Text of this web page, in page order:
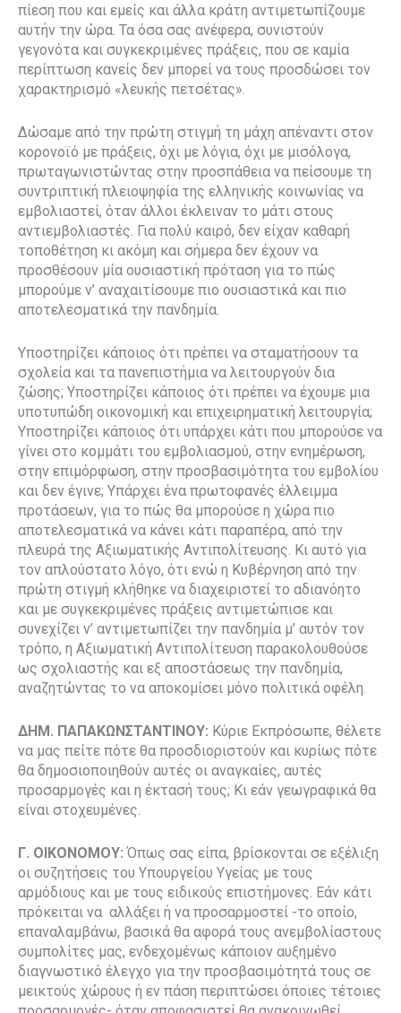
πίεση που και εμείς και άλλα κράτη αντιμετωπίζουμε
αυτήν την ώρα. Τα όσα σας ανέφερα, συνιστούν
γεγονότα και συγκεκριμένες πράξεις, που σε καμία
περίπτωση κανείς δεν μπορεί να τους προσδώσει τον
χαρακτηρισμό «λευκής πετσέτας».
Δώσαμε από την πρώτη στιγμή τη μάχη απέναντι στον
κορονοϊό με πράξεις, όχι με λόγια, όχι με μισόλογα,
πρωταγωνιστώντας στην προσπάθεια να πείσουμε τη
συντριπτική πλειοψηφία της ελληνικής κοινωνίας να
εμβολιαστεί, όταν άλλοι έκλειναν το μάτι στους
αντιεμβολιαστές. Για πολύ καιρό, δεν είχαν καθαρή
τοποθέτηση κι ακόμη και σήμερα δεν έχουν να
προσθέσουν μία ουσιαστική πρόταση για το πώς
μπορούμε ν’ αναχαιτίσουμε πιο ουσιαστικά και πιο
αποτελεσματικά την πανδημία.
Υποστηρίζει κάποιος ότι πρέπει να σταματήσουν τα
σχολεία και τα πανεπιστήμια να λειτουργούν δια
ζώσης; Υποστηρίζει κάποιος ότι πρέπει να έχουμε μια
υποτυπώδη οικονομική και επιχειρηματική λειτουργία;
Υποστηρίζει κάποιος ότι υπάρχει κάτι που μπορούσε να
γίνει στο κομμάτι του εμβολιασμού, στην ενημέρωση,
στην επιμόρφωση, στην προσβασιμότητα του εμβολίου
και δεν έγινε; Υπάρχει ένα πρωτοφανές έλλειμμα
προτάσεων, για το πώς θα μπορούσε η χώρα πιο
αποτελεσματικά να κάνει κάτι παραπέρα, από την
πλευρά της Αξιωματικής Αντιπολίτευσης. Κι αυτό για
τον απλούστατο λόγο, ότι ενώ η Κυβέρνηση από την
πρώτη στιγμή κλήθηκε να διαχειριστεί το αδιανόητο
και με συγκεκριμένες πράξεις αντιμετώπισε και
συνεχίζει ν’ αντιμετωπίζει την πανδημία μ’ αυτόν τον
τρόπο, η Αξιωματική Αντιπολίτευση παρακολουθούσε
ως σχολιαστής και εξ αποστάσεως την πανδημία,
αναζητώντας το να αποκομίσει μόνο πολιτικά οφέλη.
ΔΗΜ. ΠΑΠΑΚΩΝΣΤΑΝΤΙΝΟΥ: Κύριε Εκπρόσωπε, θέλετε
να μας πείτε πότε θα προσδιοριστούν και κυρίως πότε
θα δημοσιοποιηθούν αυτές οι αναγκαίες, αυτές
προσαρμογές και η έκτασή τους; Κι εάν γεωγραφικά θα
είναι στοχευμένες.
Γ. ΟΙΚΟΝΟΜΟΥ:Όπως σας είπα, βρίσκονται σε εξέλιξη
οι συζητήσεις του Υπουργείου Υγείας με τους
αρμόδιους και με τους ειδικούς επιστήμονες. Εάν κάτι
πρόκειται να αλλάξει ή να προσαρμοστεί -το οποίο,
επαναλαμβάνω, βασικά θα αφορά τους ανεμβολίαστους
συμπολίτες μας, ενδεχομένως κάποιον αυξημένο
διαγνωστικό έλεγχο για την προσβασιμότητά τους σε
μεικτούς χώρους ή εν πάση περιπτώσει όποιες τέτοιες